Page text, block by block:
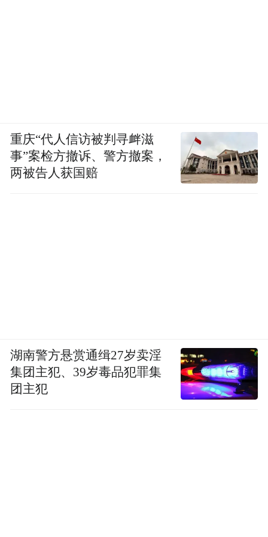
重庆“代人信访被判寻衅滋
事”案检方撤诉、警方撤案，
两被告人获国赔
湖南警方悬赏通缉27岁卖淫
集团主犯、39岁毒品犯罪集
团主犯